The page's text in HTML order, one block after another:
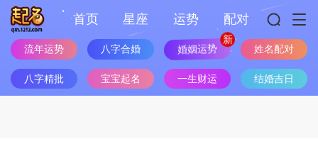
首页 星座 运势 配对
流年运势 八字合婚 婚姻运势 姓名配对
八字精批 宝宝起名 一生财运 结婚吉日